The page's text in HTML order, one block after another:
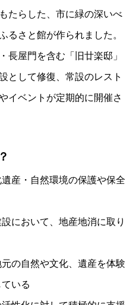
たらした、市に緑の深いべ
るさと館が作られました。
長屋門を含む「旧廿楽邸」
として修復、常設のレスト
イベントが定期的に開催さ
産・自然環境の保護や保全
において、地産地消に取り
の自然や文化、遺産を体験
いる